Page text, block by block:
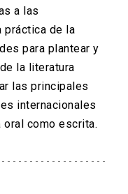
a las
práctica de la
para plantear y
la literatura
las principales
internacionales
como escrita.